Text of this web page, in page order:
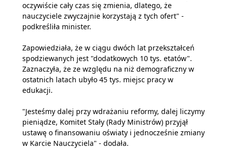
oczywiście cały czas się zmienia, dlatego, że
nauczyciele zwyczajnie korzystają z tych ofert" -
podkreśliła minister.
Zapowiedziała, że w ciągu dwóch lat przekształceń
spodziewanych jest "dodatkowych 10 tys. etatów".
Zaznaczyła, że ze względu na niż demograficzny w
ostatnich latach ubyło 45 tys. miejsc pracy w
edukacji.
"Jesteśmy dalej przy wdrażaniu reformy, dalej liczymy
pieniądze, Komitet Stały (Rady Ministrów) przyjął
ustawę o finansowaniu oświaty i jednocześnie zmiany
w Karcie Nauczyciela" - dodała.